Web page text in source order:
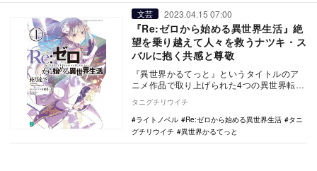
文芸 2023.04.15 07:00
『Re:ゼロから始める異世界生活』絶
望を乗り越えて人々を救うナツキ・ス
バルに抱く共感と尊敬
『異世界かるてっと』というタイトルのア
ニメ作品で取り上げられた4つの異世界転生
時、挙げる名前…
タニグチリウイチ
ライトノベル
Re:ゼロから始める異世界生活
タニ
グチリウイチ
異世界かるてっと